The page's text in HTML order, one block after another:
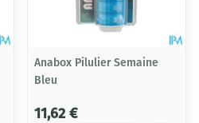
Anabox Pilulier Semaine
Bleu
11,62 €